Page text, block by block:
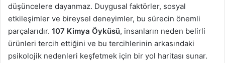
düşüncelere dayanmaz. Duygusal faktörler, sosyal
etkileşimler ve bireysel deneyimler, bu sürecin önemli
parçalarıdır. 107 Kimya Öyküsü, insanların neden belirli
ürünleri tercih ettiğini ve bu tercihlerinin arkasındaki
psikolojik nedenleri keşfetmek için bir yol haritası sunar.